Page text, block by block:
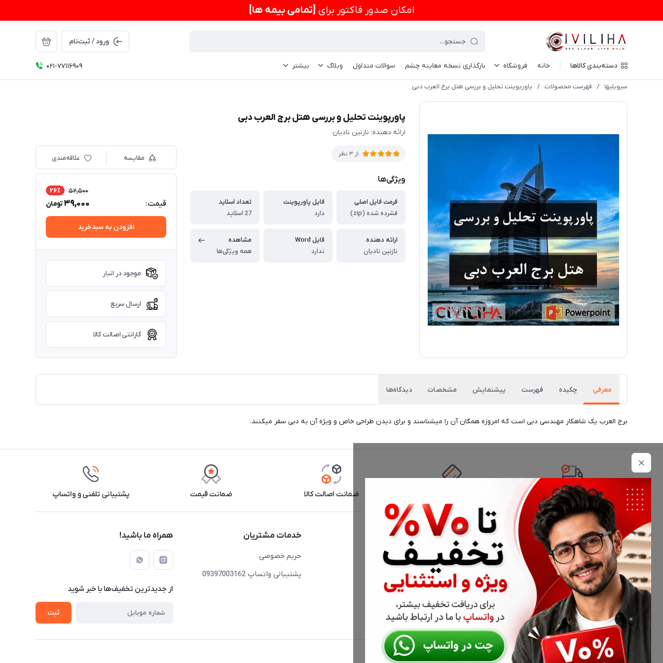
امكان صدور فاکتور برای [تمامی بیمه ها]
ورود / ثبت‌نام
دسته‌بندی کالاها خانه فروشگاه بارگذاری نسخه معاینه چشم سوالات متداول وبلاگ بیشتر 021-77116909
سیویلیها / فهرست محصولات / پاورپوینت تحلیل و بررسی هتل برج العرب دبی
پاورپوینت تحلیل و بررسی هتل برج العرب دبی
ارائه دهنده: نازنین نادیان
از 3 نظر
ویژگی‌ها
فرمت فایل اصلی
فشرده شده (zip)
فایل پاورپوینت
دارد
تعداد اسلاید
27 اسلاید
ارائه دهنده
نازنین نادیان
فایل Word
ندارد
مشاهده
همه ویژگی‌ها
مقایسه علاقه‌مندی
قیمت:
52,500 26٪
39,000تومان
افزودن به سبدخرید
موجود در انبار
ارسال سریع
گارانتی اصالت کالا
معرفی چکیده فهرست پیشنمایش مشخصات دیدگاه‌ها
برج العرب یک شاهکار مهندسی دبی است که امروزه همگان آن را میشناسند و برای دیدن طراحی خاص و ویژه آن به دبی سفر میکنند.
تحویل اکسپرس ضمانت اصالت کالا ضمانت قیمت پشتیبانی تلفنی و واتساپ
اطلاعات تماس
02177116909
info@civiliha.com
ارسال فوری در تهران + ارسال به سراسر کشور
دسترسی سریع
حساب کاربری
مجله فروشگاه
لیست محصولات
درباره ما
خدمات مشتریان
حریم خصوصی
پشتیبانی واتساپ 09397003162
همراه ما باشید!
از جدید‌ترین تخفیف‌ها با‌ خبر شوید
ثبت
درباره فروشگاه عینک و عدسی سیویلیها